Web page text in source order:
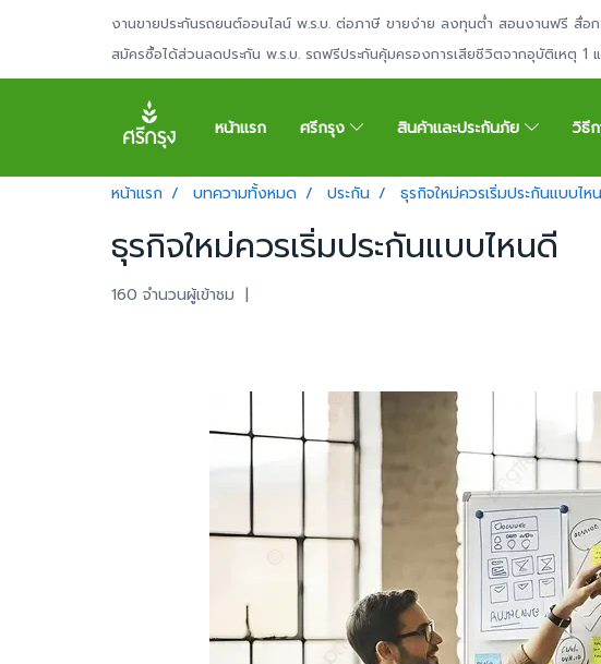
งานขายประกันรถยนต์ออนไลน์ พ.ร.บ. ต่อภาษี ขายง่าย ลงทุนต่ำ สอนงานฟรี สื่อ
สมัครซื้อได้ส่วนลดประกัน พ.ร.บ. รถฟรีประกันคุ้มครองการเสียชีวิตจากอุบัติเหตุ 1
หน้าแรก ศรีกรุง สินค้าและประกันภัย วิธี
หน้าแรก บทความทั้งหมด ประกัน ธุรกิจใหม่ควรเริ่มประกันแบบไห
ธุรกิจใหม่ควรเริ่มประกันแบบไหนดี
160 จำนวนผู้เข้าชม |